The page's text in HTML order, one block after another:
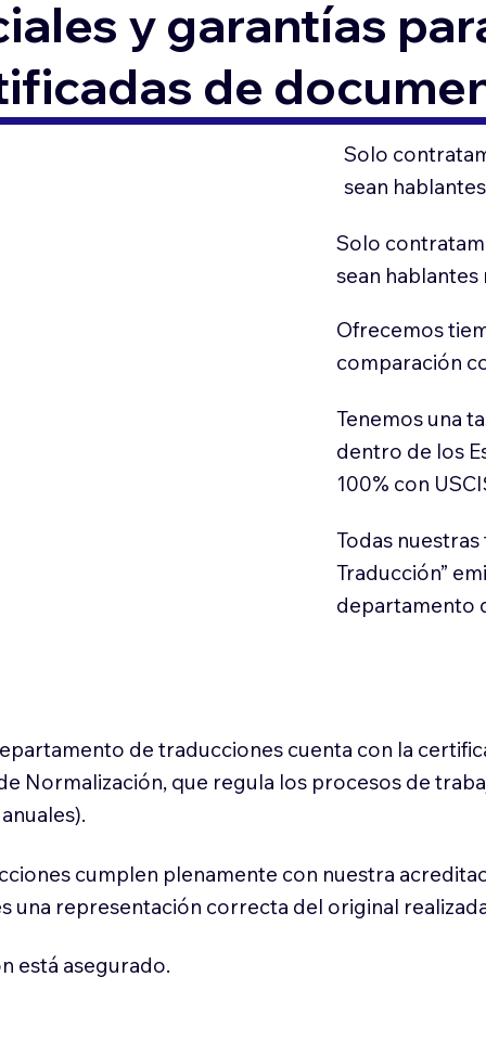
y garantías
de
Solo
sean
Solo
sean hablantes
Ofrecemos
comparación
Tenemos una
dentro de los
100% con
Todas
Traducción”
departamento
de traducciones cuenta con la
Normalización, que regula los procesos de
cumplen plenamente con nuestra
una representación correcta del original
está asegurado.